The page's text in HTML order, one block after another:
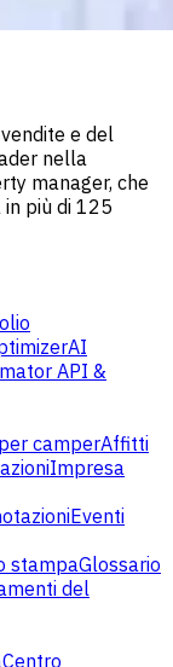
e del
nella
manager, che
più di 125
AI
API &
camperAffitti
Impresa
Eventi
stampaGlossario
del
Centro